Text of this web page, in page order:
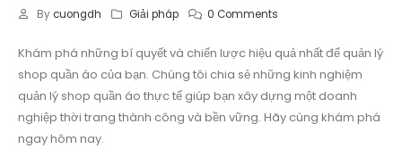
By cuongdh Giải pháp 0 Comments
Khám phá những bí quyết và chiến lược hiệu quả nhất để quản lý
shop quần áo của bạn. Chúng tôi chia sẻ những kinh nghiệm
quản lý shop quần áo thực tế giúp bạn xây dựng một doanh
nghiệp thời trang thành công và bền vững. Hãy cùng khám phá
ngay hôm nay.